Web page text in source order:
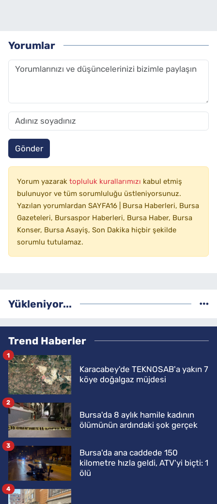
Yorumlar
Gönder
Yorum yazarak topluluk kurallarımızı kabul etmiş
bulunuyor ve tüm sorumluluğu üstleniyorsunuz.
Yazılan yorumlardan SAYFA16 | Bursa Haberleri, Bursa
Gazeteleri, Bursaspor Haberleri, Bursa Haber, Bursa
Konser, Bursa Asayiş, Son Dakika hiçbir şekilde
sorumlu tutulamaz.
Yükleniyor...
Trend Haberler
Karacabey'de TEKNOSAB'a yakın 7
köye doğalgaz müjdesi
1
Bursa'da 8 aylık hamile kadının
ölümünün ardındaki şok gerçek
2
Bursa'da ana caddede 150
kilometre hızla geldi, ATV'yi biçti: 1
ölü
3
4